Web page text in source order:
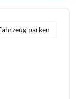
parken